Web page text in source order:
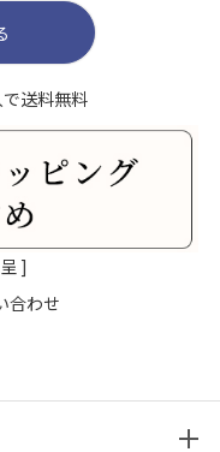
送料無料
]
合わせ